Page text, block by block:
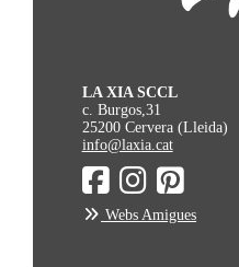
LA XIA SCCL
c. Burgos,31
25200 Cervera (Lleida)
info@laxia.cat
Webs Amigues